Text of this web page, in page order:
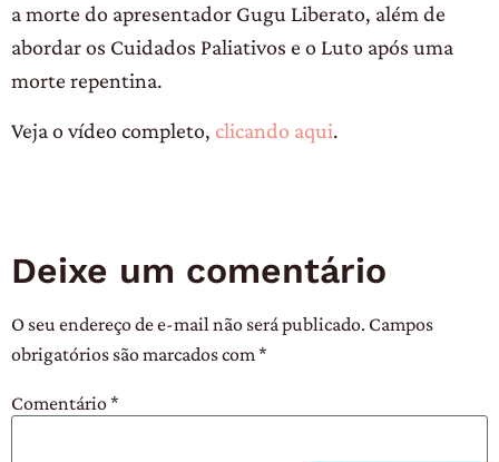
a morte do apresentador Gugu Liberato, além de
abordar os Cuidados Paliativos e o Luto após uma
morte repentina.
Veja o vídeo completo, clicando aqui.
Deixe um comentário
O seu endereço de e-mail não será publicado. Campos
obrigatórios são marcados com*
Comentário*